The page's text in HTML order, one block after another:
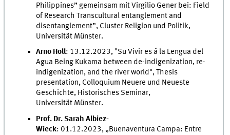
Philippines” gemeinsam mit Virgilio Gener bei: Field
of Research Transcultural entanglement and
disentanglement”, Cluster Religion und Politik,
Universität Münster.
Arno Holl: 13.12.2023, "Su Vivir es á la Lengua del
Agua Being Kukama between de-indigenization, re-
indigenization, and the river world", Thesis
presentation, Colloquium Neuere und Neueste
Geschichte, Historisches Seminar,
Universität Münster.
Prof. Dr. Sarah Albiez-
Wieck: 01.12.2023, „Buenaventura Campa: Entre